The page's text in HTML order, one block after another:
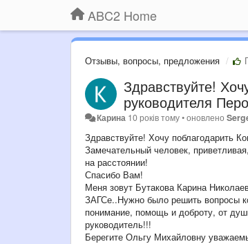
ABC2 Home
Отзывы, вопросы, предложения
Здравствуйте!
руководителя
Карина 10 років тому•оновлено
Здравствуйте! Хочу поблагодарить
Замечательный человек,
на расстоянии!
Спасибо Вам!
Меня зовут Бутакова Карина
ЗАГСе..Нужно было решить вопросы
понимание, помощь и доброту, от
руководитель!!!
Берегите Ольгу Михайловну